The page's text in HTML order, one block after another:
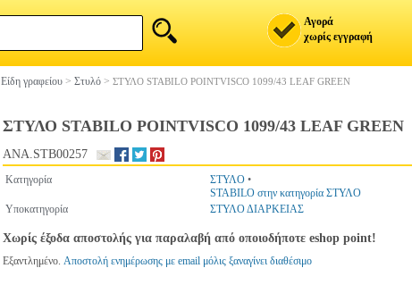
Αγορά
χωρίς εγγραφή
Είδη γραφείου > Στυλό > ΣΤΥΛΟ STABILO POINTVISCO 1099/43 LEAF GREEN
ΣΤΥΛΟ STABILO POINTVISCO 1099/43 LEAF GREEN
ANA.STB00257
Κατηγορία ΣΤΥΛΟ •
STABILO στην κατηγορία ΣΤΥΛΟ
Υποκατηγορία
ΣΤΥΛΟ ΔΙΑΡΚΕΙΑΣ
Χωρίς έξοδα αποστολής για παραλαβή από οποιοδήποτε eshop point!
Εξαντλημένο. Αποστολή ενημέρωσης με email μόλις ξαναγίνει διαθέσιμο